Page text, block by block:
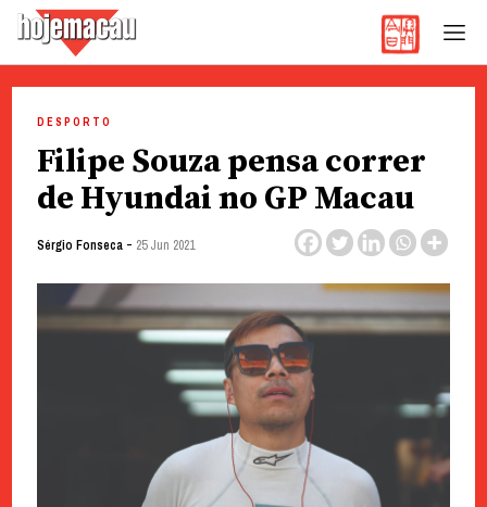
content
DESPORTO
Filipe Souza pensa correr
de Hyundai no GP Macau
Sérgio Fonseca- 25 Jun 2021